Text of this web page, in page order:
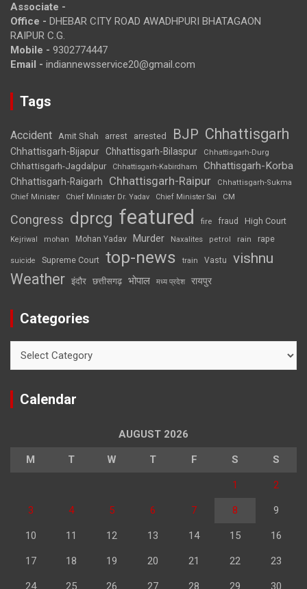
Associate -
Office - DHEBAR CITY ROAD AWADHPURI BHATAGAON
RAIPUR C.G.
Mobile - 9302774447
Email - indiannewsservice20@gmail.com
Tags
Accident Amit Shah arrest arrested BJP Chhattisgarh
Chhattisgarh-Bijapur Chhattisgarh-Bilaspur Chhattisgarh-Durg
Chhattisgarh-Jagdalpur Chhattisgarh-Kabirdham Chhattisgarh-Korba
Chhattisgarh-Raigarh Chhattisgarh-Raipur
Chhattisgarh-Sukma
Chief Minister
Chief Minister Dr. Yadav Chief Minister Sai CM
Congress dprcg featured fire fraud High Court
Kejriwal mohan Mohan Yadav Murder Naxalites petrol rain rape
suicide Supreme Court top-news train Vastu vishnu
Weather इंदौर छत्तीसगढ़ भोपाल मध्य प्रदेश रायपुर
Categories
Calendar
AUGUST 2026
M T W T F S S
1 2
3 4 5 6 7 8 9
10 11 12 13 14 15 16
17 18 19 20 21 22 23
24 25 26 27 28 29 30